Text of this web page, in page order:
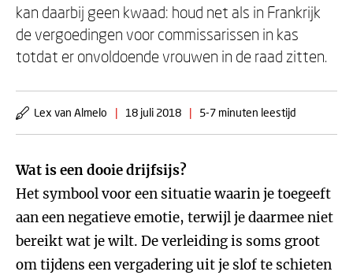
kan daarbij geen kwaad: houd net als in Frankrijk
de vergoedingen voor commissarissen in kas
totdat er onvoldoende vrouwen in de raad zitten.
Lex van Almelo | 18 juli 2018 | 5-7 minuten leestijd
Wat is een dooie drijfsijs?
Het symbool voor een situatie waarin je toegeeft
aan een negatieve emotie, terwijl je daarmee niet
bereikt wat je wilt. De verleiding is soms groot
om tijdens een vergadering uit je slof te schieten